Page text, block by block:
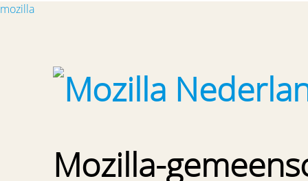
Overslaan en naar de inhoud gaan
mozilla
Mozilla-